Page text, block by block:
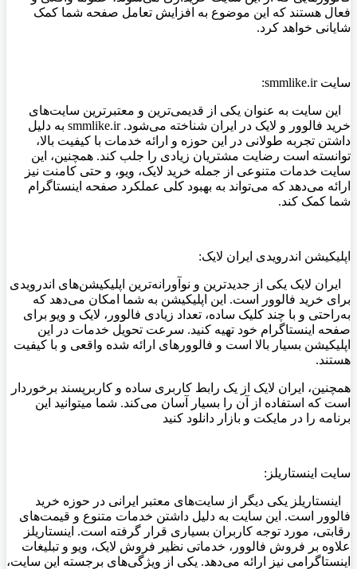
فعال هستند که این موضوع به افزایش تعامل صفحه شما کمک
شایانی خواهد کرد.
سایت smmlike.ir:
این سایت به عنوان یکی از قدیمی‌ترین و معتبرترین سایت‌های
خرید فالوور و لایک در ایران شناخته می‌شود. smmlike.ir
به دلیل
داشتن تجربه طولانی در این حوزه و ارائه خدمات با کیفیت بالا،
توانسته است رضایت مشتریان زیادی را جلب کند. همچنین، این
سایت خدمات متنوعی از جمله خرید لایک، ویو، و حتی کامنت نیز
ارائه می‌دهد که می‌تواند به بهبود کلی عملکرد صفحه اینستاگرام
شما کمک کند.
اپلیکیشن اندرویدی ایران لایک:
ایران لایک یکی از جدیدترین و نوآورانه‌ترین اپلیکیشن‌های اندرویدی
برای خرید فالوور است. این اپلیکیشن به شما امکان می‌دهد که
به‌راحتی و با چند کلیک ساده، تعداد زیادی فالوور، لایک و ویو برای
صفحه اینستاگرام خود تهیه کنید. سرعت تحویل خدمات در این
اپلیکیشن بسیار بالا است و فالوورهای ارائه شده واقعی و با کیفیت
هستند.
همچنین، ایران لایک از یک رابط کاربری ساده و کاربرپسند برخوردار
است که استفاده از آن را بسیار آسان می‌کند. شما میتوانید این
برنامه را در مایکت و بازار دانلود کنید
سایت اینستاریلز :
اینستاریلز یکی دیگر از سایت‌های معتبر ایرانی در حوزه خرید
فالوور است. این سایت به دلیل داشتن خدمات متنوع و قیمت‌های
رقابتی، مورد توجه کاربران بسیاری قرار گرفته است. اینستاریلز
علاوه بر فروش فالوور، خدماتی نظیر فروش لایک، ویو و تبلیغات
اینستاگرامی نیز ارائه می‌دهد. یکی از ویژگی‌های برجسته این سایت،